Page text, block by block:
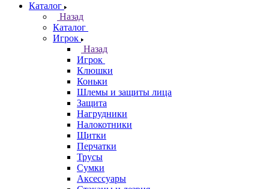
Каталог
Назад
Каталог
Игрок
Назад
Игрок
Клюшки
Коньки
Шлемы и защиты лица
Защита
Нагрудники
Налокотники
Щитки
Перчатки
Трусы
Сумки
Аксессуары